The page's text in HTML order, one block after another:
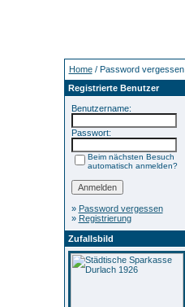
Home/ Password vergessen
Registrierte Benutzer
Benutzername:
Passwort:
Beim nächsten Besuch
automatisch anmelden?
» Password vergessen
» Registrierung
Zufallsbild